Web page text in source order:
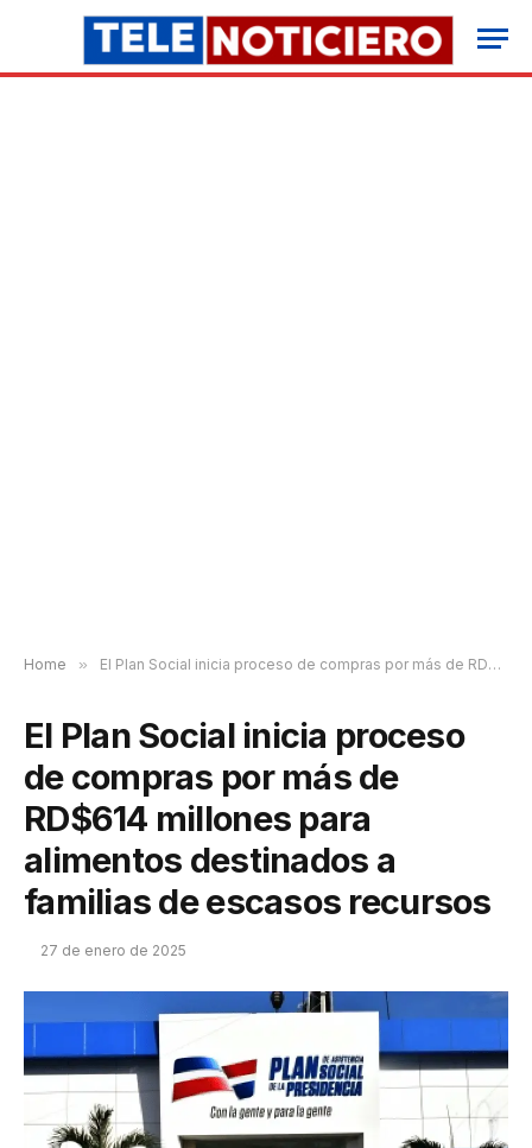
Home » El Plan Social inicia proceso de compras por más de RD$614 millones para alimentos destinados a familias de escasos recursos
El Plan Social inicia proceso
de compras por más de
RD$614 millones para
alimentos destinados a
familias de escasos recursos
27 de enero de 2025